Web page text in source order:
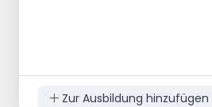
Zur Ausbildung hinzufügen